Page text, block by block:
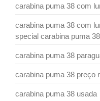
carabina puma 38 com
carabina puma 38 com
special carabina puma
carabina puma 38
carabina puma 38 preço
carabina puma 38 usada